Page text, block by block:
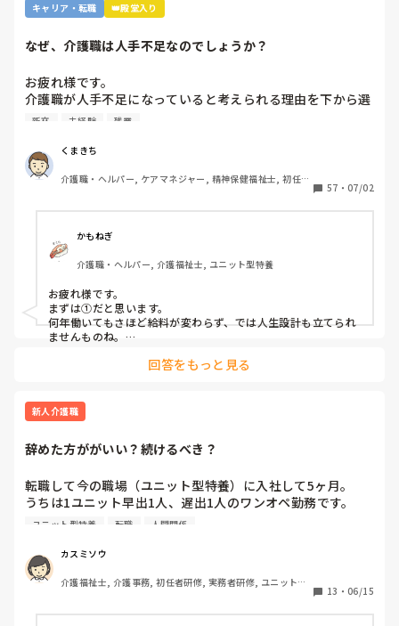
キャリア・転職 👑殿堂入り
なぜ、介護職は人手不足なのでしょうか？
お疲れ様です。
介護職が人手不足になっていると考えられる理由を下から選
んで下さい
②利用者に叩かれるなど危険があるから。
③他業種に転職できるスキルがつかなさそうだから。
④職場の立地が悪いところが多いから。
⑥施設を作りすぎているから。
⑦時間外労働が多いから。
⑧介護の業界人が綺麗事しか言わないから。
⑨人がいないのに新卒を優遇するから。
⑩未経験可の求人しかないから。
11マネジメント層がまともでないから。
12その他
新卒 未経験 残業
くまきち
介護職・ヘルパー, ケアマネジャー, 精神保健福祉士, 初任者
57 ・ 07/02
かもねぎ
介護職・ヘルパー, 介護福祉士, ユニット型特養
お疲れ様です。
まずは①だと思います。
何年働いてもさほど給料が変わらず、では人生設計も立てられ
ませんものね。
回答をもっと見る
新人介護職
辞めた方ががいい？続けるべき？
転職して今の職場（ユニット型特養）に入社して5ヶ月。
うちは1ユニット早出1人、遅出1人のワンオペ勤務です。
うちはリーダーはいなくて、主任1人、副主任1人がいます。
務で入っています。
毎月フロア会議ありますが、まだ独り立ちできていない私
は、出なくていいと言われました。
ているわけですから、参加してもいいのでは？と思うのです
ユニット型特養 転職 人間関係
カスミソウ
介護福祉士, 介護事務, 初任者研修, 実務者研修, ユニット型
13 ・ 06/15